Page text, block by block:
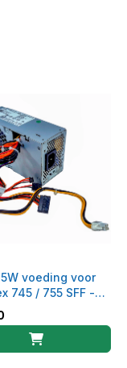
voeding voor
745 / 755 SFF -
- 0FR619